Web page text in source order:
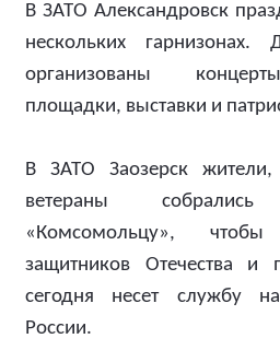
В ЗАТО Александровск
нескольких
организованы
площадки, выставки и
В ЗАТО Заозерск
ветераны
«Комсомольцу»,
защитников Отечества и
сегодня несет службу
России.